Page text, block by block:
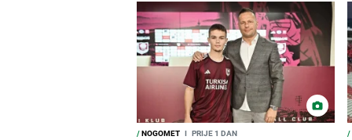
/NOGOMET I PRIJE 1 DAN /